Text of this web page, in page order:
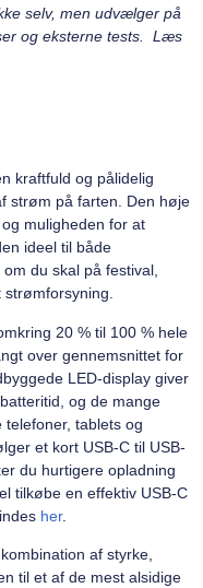
selv, men udvælger på
og eksterne tests. Læs
kraftfuld og pålidelig
strøm på farten. Den høje
muligheden for at
ideel til både
du skal på festival,
strømforsyning.
20 % til 100 % hele
over gennemsnittet for
LED-display giver
og de mange
tablets og
et kort USB-C til USB-
du hurtigere opladning
tilkøbe en effektiv USB-C
her.
af styrke,
til et af de mest alsidige